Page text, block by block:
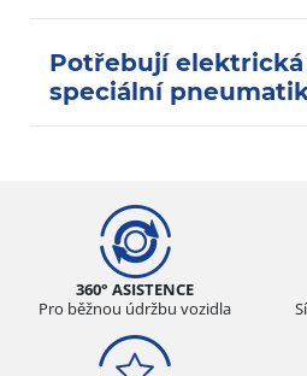
Potřebují elektrická
speciální
360° ASISTENCE
Pro běžnou údržbu vozidla